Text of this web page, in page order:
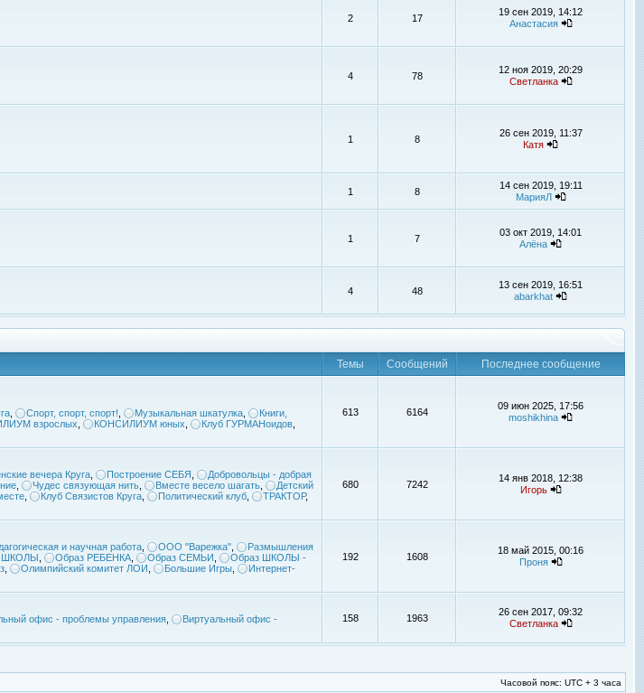
2 17
19 сен 2019, 14:12
Анастасия
4 78
12 ноя 2019, 20:29
Светланка
1 8
26 сен 2019, 11:37
Катя
1 8
14 сен 2019, 19:11
МарияЛ
1 7
03 окт 2019, 14:01
Алёна
4 48
13 сен 2019, 16:51
abarkhat
Темы Сообщений
Последнее сообщение
Спорт, спорт, спорт! Музыкальная шкатулка
Книги,
взрослых КОНСИЛИУМ юных Клуб ГУРМАНоидов
613 6164
09 июн 2025, 17:56
moshikhina
вечера Круга Построение СЕБЯ
Добровольцы - добрая
Чудес связующая нить Вместе весело шагать
Детский
Клуб Связистов Круга Политический клуб ТРАКТОР,
680 7242
14 янв 2018, 12:38
Игорь
и научная работа ООО "Варежка"
Размышления
ШКОЛЫ Образ РЕБЕНКА Образ СЕМЬИ
Образ ШКОЛЫ -
Олимпийский комитет ЛОИ Большие Игры
Интернет-
192 1608
18 май 2015, 00:16
Проня
офис - проблемы управления
Виртуальный офис -
158 1963
26 сен 2017, 09:32
Светланка
Часовой пояс: UTC + 3 часа